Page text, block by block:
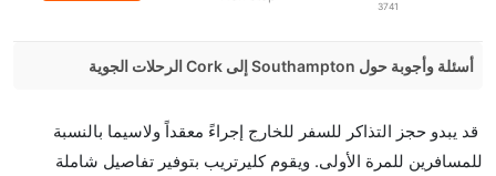
3741
أسئلة وأجوبة حول Southampton إلى Cork الرحلات الجوية
إلىكورك مما تستغرقه الخطوط الجوية الأخرى؟
نعم. توفر كل من أسرع رحلات الطيران على هذا الطريق،
قد يبدو حجز التذاكر للسفر للخارج إجراءً معقداً ولاسيما بالنسبة
للمسافرين للمرة الأولى. ويقوم كليرتريب بتوفير تفاصيل شاملة